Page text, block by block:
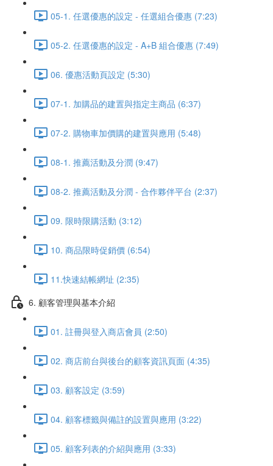
05-1. 任選優惠的設定 - 任選組合優惠 (7:23)
05-2. 任選優惠的設定 - A+B 組合優惠 (7:49)
06. 優惠活動頁設定 (5:30)
07-1. 加購品的建置與指定主商品 (6:37)
07-2. 購物車加價購的建置與應用 (5:48)
08-1. 推薦活動及分潤 (9:47)
08-2. 推薦活動及分潤 - 合作夥伴平台 (2:37)
09. 限時限購活動 (3:12)
10. 商品限時促銷價 (6:54)
11.快速結帳網址 (2:35)
6. 顧客管理與基本介紹
01. 註冊與登入商店會員 (2:50)
02. 商店前台與後台的顧客資訊頁面 (4:35)
03. 顧客設定 (3:59)
04. 顧客標籤與備註的設置與應用 (3:22)
05. 顧客列表的介紹與應用 (3:33)